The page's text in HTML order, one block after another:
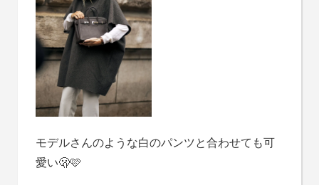
モデルさんのような白のパンツと合わせても可
愛い🫢🩷